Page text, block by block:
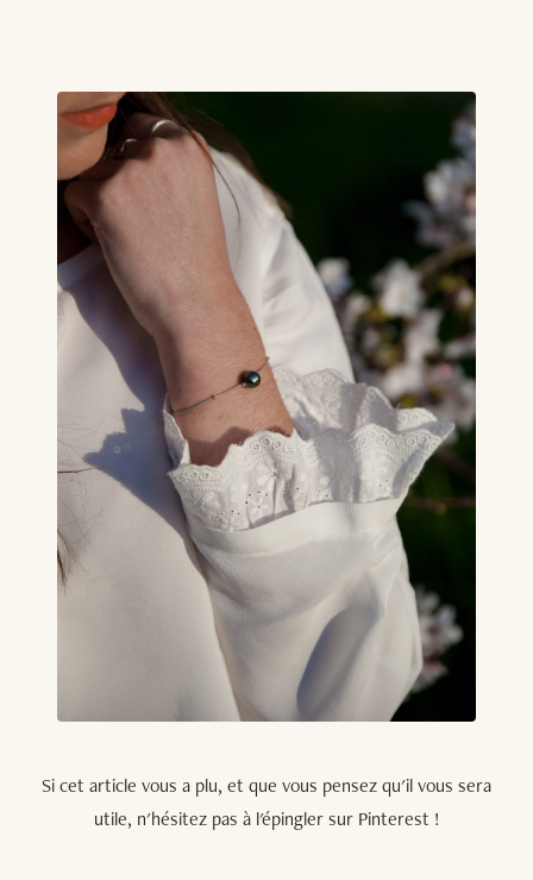
Si cet article vous a plu, et que vous pensez qu'il vous sera
utile, n'hésitez pas à l'épingler sur Pinterest !